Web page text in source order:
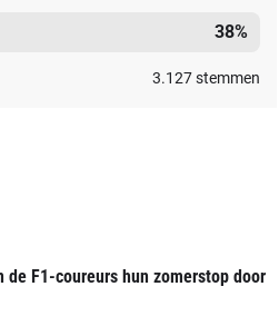
38%
3.127stemmen
de F1-coureurs hun zomerstop door